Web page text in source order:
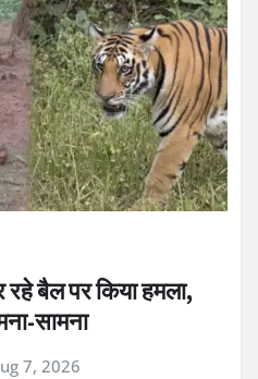
बैल पर किया हमला,
सामना
7, 2026